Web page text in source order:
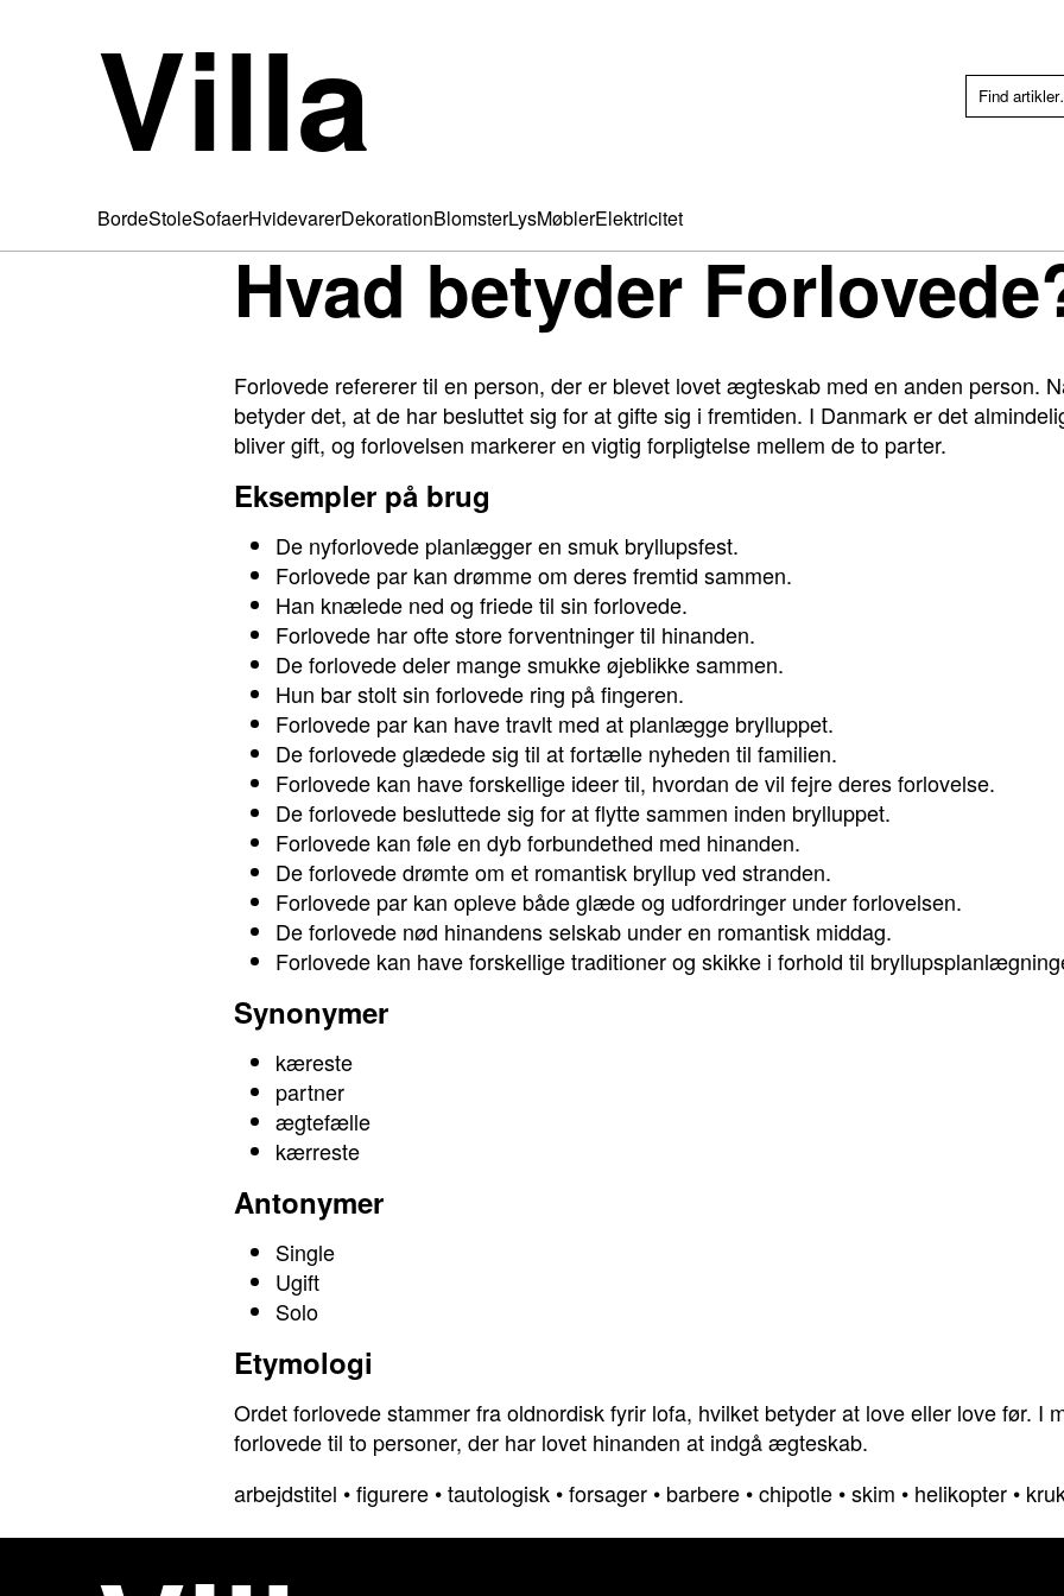
Villa
BordeStoleSofaerHvidevarerDekorationBlomsterLysMøblerElektricitet
Hvad betyder
Forlovede refererer til en person, der er blevet lovet ægteskab med en anden person.
betyder det, at de har besluttet sig for at gifte sig i fremtiden. I Danmark er det
bliver gift, og forlovelsen markerer en vigtig forpligtelse mellem de to parter.
Eksempler på brug
De nyforlovede planlægger en smuk bryllupsfest.
Forlovede par kan drømme om deres fremtid sammen.
Han knælede ned og friede til sin forlovede.
Forlovede har ofte store forventninger til hinanden.
De forlovede deler mange smukke øjeblikke sammen.
Hun bar stolt sin forlovede ring på fingeren.
Forlovede par kan have travlt med at planlægge brylluppet.
De forlovede glædede sig til at fortælle nyheden til familien.
Forlovede kan have forskellige ideer til, hvordan de vil fejre deres forlovelse.
De forlovede besluttede sig for at flytte sammen inden brylluppet.
Forlovede kan føle en dyb forbundethed med hinanden.
De forlovede drømte om et romantisk bryllup ved stranden.
Forlovede par kan opleve både glæde og udfordringer under forlovelsen.
De forlovede nød hinandens selskab under en romantisk middag.
Forlovede kan have forskellige traditioner og skikke i forhold til
Synonymer
kæreste
partner
ægtefælle
kærreste
Antonymer
Single
Ugift
Solo
Etymologi
Ordet forlovede stammer fra oldnordisk fyrir lofa, hvilket betyder at love eller love før. I
forlovede til to personer, der har lovet hinanden at indgå ægteskab.
arbejdstitel •figurere •tautologisk •forsager • barbere •chipotle •skim • helikopter •